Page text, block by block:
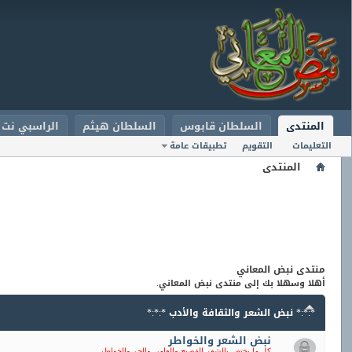
المنتدى
التعليمات التقويم تطبيقات عامة
السلطان قابوس السلطان هيثم الراسبي نت
المنتدى
منتدى نبض المعاني
أهلا وسهلا بك إلى منتدى نبض المعاني.
*:*:* نبض الشعر والثقافة والأدب *:*:*
نبض الشعر والخواطر